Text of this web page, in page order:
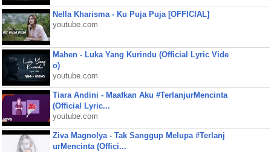
Nella Kharisma - Ku Puja Puja [OFFICIAL]
youtube.com
Mahen - Luka Yang Kurindu (Official Lyric Vide
o)
youtube.com
Tiara Andini - Maafkan Aku #TerlanjurMencinta
(Official Lyric...
youtube.com
Ziva Magnolya - Tak Sanggup Melupa #Terlanj
urMencinta (Offici...